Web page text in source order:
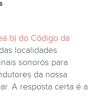
b) do Código da
localidades
sonoros para
da nossa
A resposta certa é a